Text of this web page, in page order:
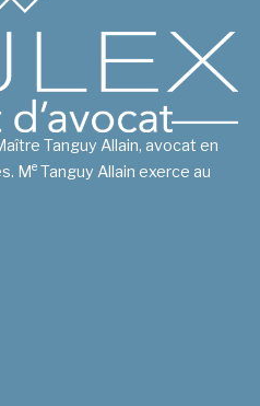
Tanguy Allain, avocat en
Me Tanguy Allain exerce au